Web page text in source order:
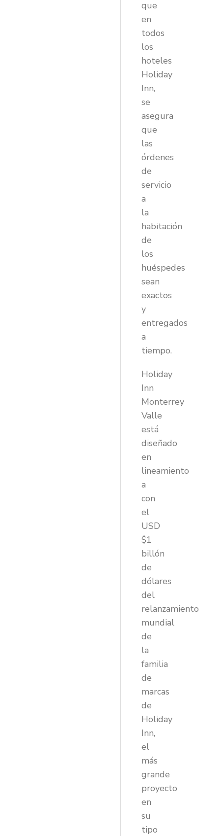
que
en
todos
los
hoteles
Holiday
Inn,
se
asegura
que
las
órdenes
de
servicio
a
la
habitación
de
los
huéspedes
sean
exactos
y
entregados
a
tiempo.
Holiday
Inn
Monterrey
Valle
está
diseñado
en
lineamiento
a
con
el
USD
$1
billón
de
dólares
del
relanzamiento
mundial
de
la
familia
de
marcas
de
Holiday
Inn,
el
más
grande
proyecto
en
su
tipo